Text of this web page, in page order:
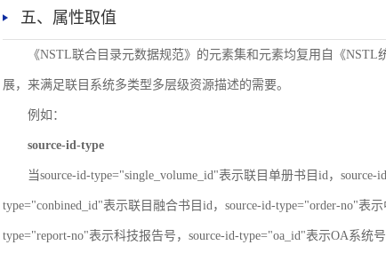
五、属性取值
《NSTL联合目录元数据规范》的元素集和元素均复用自《
展，来满足联目系统多类型多层级资源描述的需要。
例如：
source-id-type
当source-id-type="single_volume_id"表示联目单册书目id，
type="conbined_id"表示联目融合书目id，source-id-type="order-no"表
type="report-no"表示科技报告号，source-id-type="oa_id"表示OA系统